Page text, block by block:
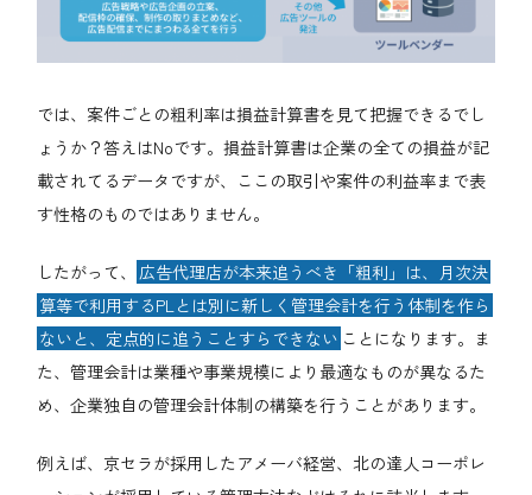
では、案件ごとの粗利率は損益計算書を見て把握できるでし
ょうか？答えはNoです。損益計算書は企業の全ての損益が記
載されてるデータですが、ここの取引や案件の利益率まで表
す性格のものではありません。
したがって、
広告代理店が本来追うべき「粗利」は、月次決
算等で利用するPLとは別に新しく管理会計を行う体制を作ら
ないと、定点的に追うことすらできない ことになります。ま
た、管理会計は業種や事業規模により最適なものが異なるた
め、企業独自の管理会計体制の構築を行うことがあります。
例えば、京セラが採用したアメーバ経営、北の達人コーポレ